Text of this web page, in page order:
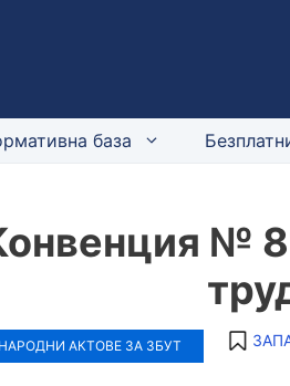
база
№
АКТОВЕ ЗА ЗБУТ